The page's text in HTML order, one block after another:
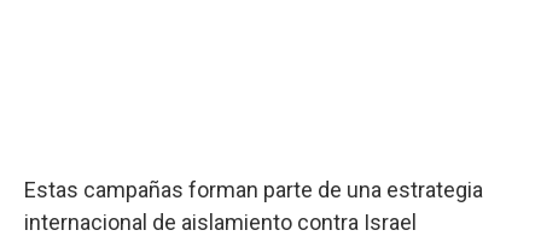
Estas campañas forman parte de una estrategia
internacional de aislamiento contra Israel